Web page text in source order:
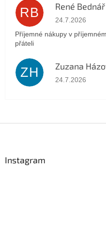
RB René Bednář
Hodnocení
24.7.2026
Příjemné nákupy v
přáteli
ZH Zuzana
Hodnocení
24.7.2026
Instagram